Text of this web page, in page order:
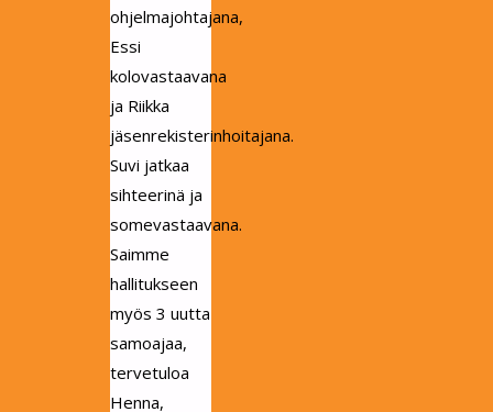
ohjelmajohtajana,
Essi
kolovastaavana
ja Riikka
jäsenrekisterinhoitajana.
Suvi jatkaa
sihteerinä ja
somevastaavana.
Saimme
hallitukseen
myös 3 uutta
samoajaa,
tervetuloa
Henna,